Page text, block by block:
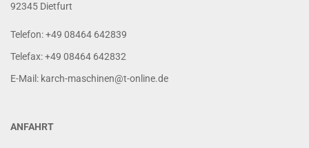
92345 Dietfurt
Telefon: +49 08464 642839
Telefax: +49 08464 642832
E-Mail: karch-maschinen@t-online.de
ANFAHRT